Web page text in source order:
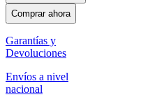
Comprar ahora
Garantías y
Devoluciones
Envíos a nivel
nacional